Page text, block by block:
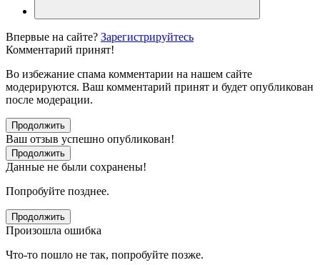
Впервые на сайте? Зарегистрируйтесь
Комментарий принят!
Во избежание спама комментарии на нашем сайте
модерируются. Ваш комментарий принят и будет опубликован
после модерации.
Продолжить
Ваш отзыв успешно опубликован!
Продолжить
Данные не были сохранены!
Попробуйте позднее.
Продолжить
Произошла ошибка
Что-то пошло не так, попробуйте позже.